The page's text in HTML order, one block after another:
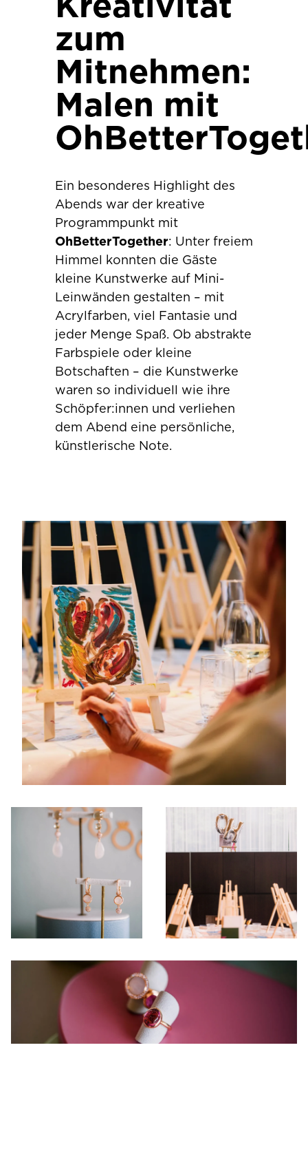
zum
Mitnehmen:
Malen mit
Ein besonderes Highlight des
Abends war der kreative
Programmpunkt mit
OhBetterTogether: Unter freiem
Himmel konnten die Gäste
kleine Kunstwerke auf Mini-
Leinwänden gestalten – mit
Acrylfarben, viel Fantasie und
jeder Menge Spaß. Ob abstrakte
Farbspiele oder kleine
Botschaften – die Kunstwerke
waren so individuell wie ihre
Schöpfer:innen und verliehen
dem Abend eine persönliche,
künstlerische Note.